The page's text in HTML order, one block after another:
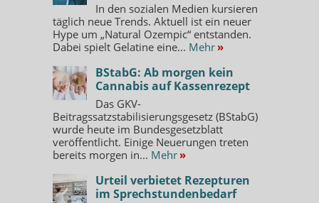
In den sozialen Medien kursieren
täglich neue Trends. Aktuell ist ein neuer
Hype um „Natural Ozempic“ entstanden.
Dabei spielt Gelatine eine... Mehr »
BStabG: Ab morgen kein
Cannabis auf Kassenrezept
Das GKV-
Beitragssatzstabilisierungsgesetz (BStabG)
wurde heute im Bundesgesetzblatt
veröffentlicht. Einige Neuerungen treten
bereits morgen in... Mehr »
Urteil verbietet Rezepturen
im Sprechstundenbedarf